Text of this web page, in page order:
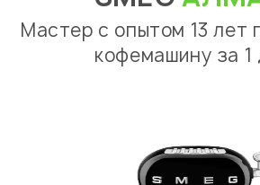
Мастер с опытом 13 лет
кофемашину за 1